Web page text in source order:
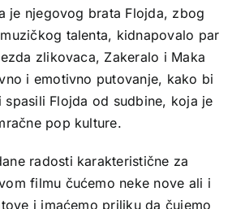
je njegovog brata Flojda, zbog
talenta, kidnapovalo par
zlikovaca, Zakeralo i Maka
i emotivno putovanje, kako bi
spasili Flojda od sudbine, koja je
pop kulture.
radosti karakteristične za
filmu čućemo neke nove ali i
i imaćemo priliku da čujemo